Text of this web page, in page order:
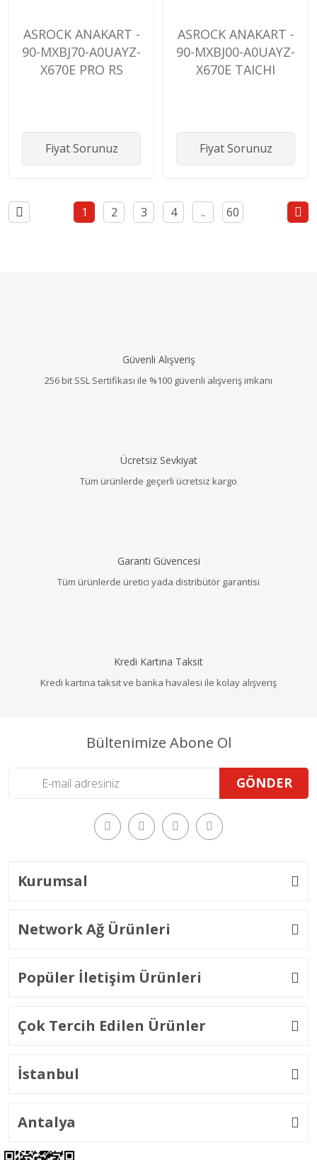
ASROCK ANAKART -
90-MXBJ70-A0UAYZ-
X670E PRO RS
Fiyat Sorunuz
ASROCK ANAKART -
90-MXBJ00-A0UAYZ-
X670E TAICHI
Fiyat Sorunuz
1 2 3 4 .. 60
Güvenli Alışveriş
256 bit SSL Sertifikası ile %100 güvenli alışveriş imkanı
Ücretsiz Sevkiyat
Tüm ürünlerde geçerli ücretsiz kargo
Garanti Güvencesi
Tüm ürünlerde üretici yada distribütör garantisi
Kredi Kartına Taksit
Kredi kartına taksit ve banka havalesi ile kolay alışveriş
Bültenimize Abone Ol
GÖNDER
Kurumsal
Network Ağ Ürünleri
Popüler İletişim Ürünleri
Çok Tercih Edilen Ürünler
İstanbul
Antalya